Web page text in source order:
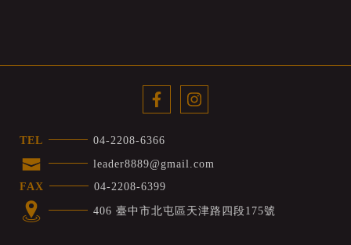
TEL
04-2208-6366
leader8889@gmail.com
FAX
04-2208-6399
406 臺中市北屯區天津路四段175號